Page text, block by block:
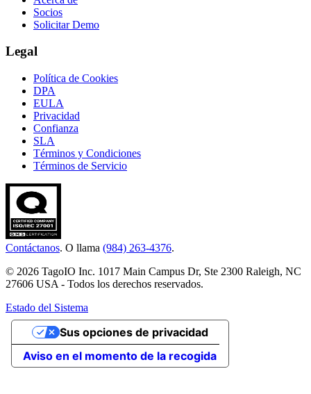
Socios
Solicitar Demo
Legal
Política de Cookies
DPA
EULA
Privacidad
Confianza
SLA
Términos y Condiciones
Términos de Servicio
Contáctanos. O llama (984) 263-4376.
© 2026 TagoIO Inc. 1017 Main Campus Dr, Ste 2300 Raleigh, NC
27606 USA - Todos los derechos reservados.
Estado del Sistema
Aviso en el momento de la recogida
Sus opciones de privacidad